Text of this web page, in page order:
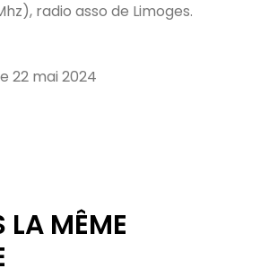
radio asso de Limoges.
22 mai 2024
LA MÊME